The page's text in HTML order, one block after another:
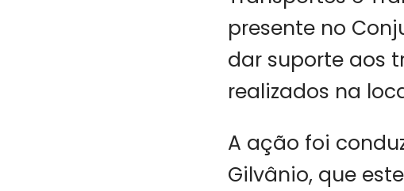
presente no
dar suporte aos
realizados na
A ação foi
Gilvânio, que